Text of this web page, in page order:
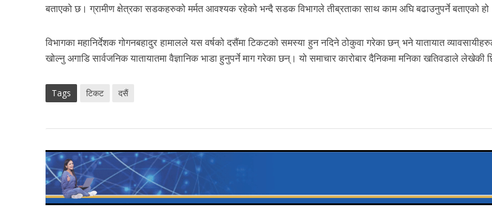
बताएको छ। ग्रामीण क्षेत्रका सडकहरुको मर्मत आवश्यक रहेको भन्दै सडक विभागले तीब्रताका साथ काम अघि बढाउनुपर्ने बताएको हो
विभागका महानिर्देशक गोगनबहादुर हामालले यस वर्षको दसैंमा टिकटको समस्या हुन नदिने ठोकुवा गरेका छन् भने यातायात
खोल्नु अगाडि सार्वजनिक यातायातमा वैज्ञानिक भाडा हुनुपर्ने माग गरेका छन्। यो समाचार कारोबार दैनिकमा मनिका खतिवडाले लेखेकी
Tags टिकट दसैं